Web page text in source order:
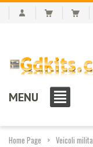
MENU
Home Page Veicoli